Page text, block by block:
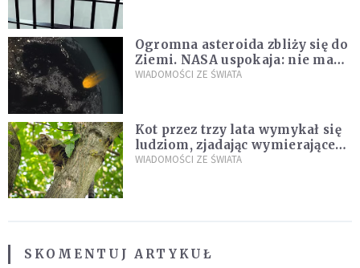
Ogromna asteroida zbliży się do
Ziemi. NASA uspokaja: nie ma
zagrożenia
WIADOMOŚCI ZE ŚWIATA
Kot przez trzy lata wymykał się
ludziom, zjadając wymierające
kaczki. W końcu popełnił
WIADOMOŚCI ZE ŚWIATA
SKOMENTUJ ARTYKUŁ